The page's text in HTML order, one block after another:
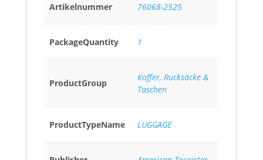
Artikelnummer 76068-2525
PackageQuantity 1
ProductGroup
Koffer, Rucksäcke &
Taschen
ProductTypeName LUGGAGE